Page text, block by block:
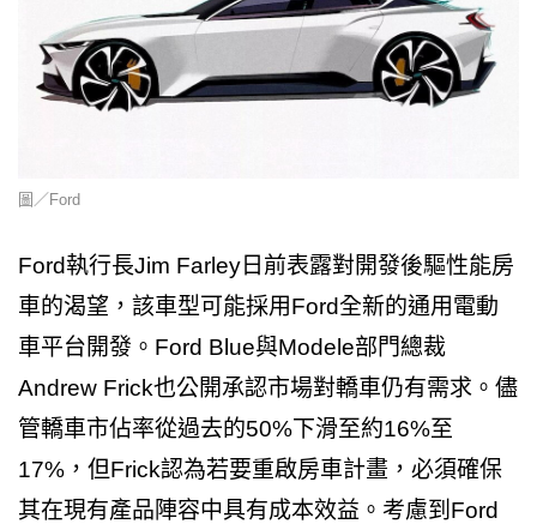
圖／Ford
Ford執行長Jim Farley日前表露對開發後驅性能房
車的渴望，該車型可能採用Ford全新的通用電動
車平台開發。Ford Blue與Modele部門總裁
Andrew Frick也公開承認市場對轎車仍有需求。儘
管轎車市佔率從過去的50%下滑至約16%至
17%，但Frick認為若要重啟房車計畫，必須確保
其在現有產品陣容中具有成本效益。考慮到Ford